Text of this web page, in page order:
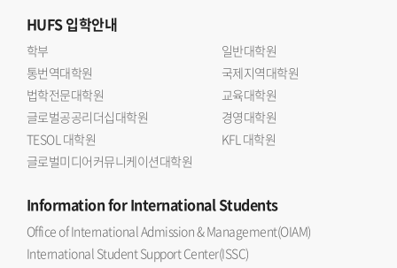
HUFS입학안내
학부
일반대학원
통번역대학원
국제지역대학원
법학전문대학원
교육대학원
글로벌공공리더십대학원
경영대학원
TESOL 대학원
KFL 대학원
글로벌미디어커뮤니케이션대학원
Informationfor International Students
Office of International Admission & Management(OIAM)
International Student Support Center(ISSC)